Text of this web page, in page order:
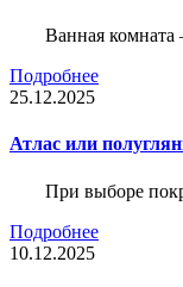
Ванная комната
Подробнее
25.12.2025
Атлас или
При выборе
Подробнее
10.12.2025